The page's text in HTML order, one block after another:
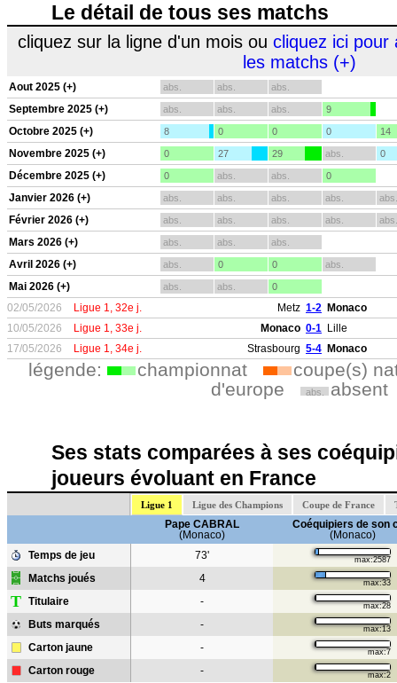
Le détail de tous ses matchs
cliquez sur la ligne d'un mois ou cliquez ici pour
les matchs (+)
Aout 2025 (+) abs. abs. abs.
Septembre 2025 (+) abs. abs. abs. 9
Octobre 2025 (+) 8 0 0 0 14
Novembre 2025 (+) 0 27 29 abs. 0
Décembre 2025 (+) 0 abs. abs. 0
Janvier 2026 (+) abs. abs. abs. abs. abs.
Février 2026 (+) abs. abs. abs. abs. abs.
Mars 2026 (+) abs. abs. abs.
Avril 2026 (+) abs. 0 0 abs.
Mai 2026 (+) abs. abs. 0
02/05/2026 Ligue 1, 32e j. Metz 1-2 Monaco
10/05/2026
Ligue 1, 33e j. Monaco 0-1 Lille
17/05/2026
Ligue 1, 34e j. Strasbourg 5-4 Monaco
légende: championnat
coupe(s)
d'europe
abs. absent
Ses stats comparées à ses
joueurs évoluant en France
Ligue 1 Ligue des Champions Coupe de France
Pape CABRAL
(Monaco)
Coéquipiers de son
(Monaco)
Temps de jeu
73' max:2587
Matchs joués 4 max:33
T Titulaire - max:28
Buts marqués - max:13
Carton jaune - max:7
Carton rouge - max:2